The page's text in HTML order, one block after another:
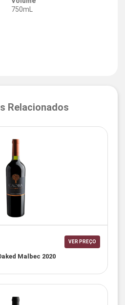
750mL
Relacionados
VER PREÇO
Malbec 2020